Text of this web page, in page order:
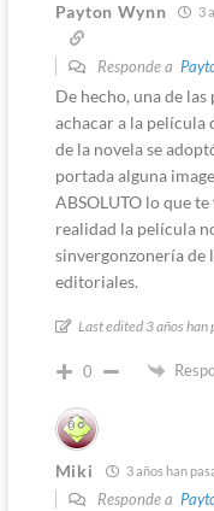
Payton Wynn 3
Responde a
De hecho, una de las
achacar a la película
de la novela se
portada alguna
ABSOLUTO lo que
realidad la película
sinvergonzonería de
editoriales.
Last edited 3 años han
0
Miki 3 años han
Responde a